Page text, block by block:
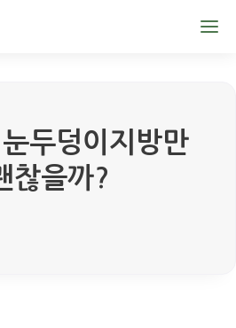
두덩이지방만
찮을까?